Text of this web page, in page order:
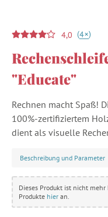
4,0 (4+)
"Educate"
Rechnen macht Spaß!
100%-zertifiziertem
dient als visuelle
Beschreibung und Parameter
Dieses Produkt ist nicht
Produkte hier an.